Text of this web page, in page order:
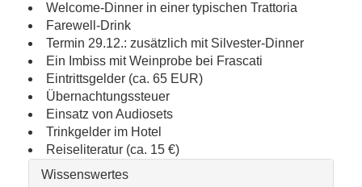
Welcome-Dinner in einer typischen Trattoria
Farewell-Drink
Termin 29.12.: zusätzlich mit Silvester-Dinner
Ein Imbiss mit Weinprobe bei Frascati
Eintrittsgelder (ca. 65 EUR)
Übernachtungssteuer
Einsatz von Audiosets
Trinkgelder im Hotel
Reiseliteratur (ca. 15 €)
Wissenswertes